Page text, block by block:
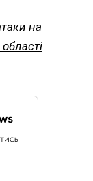
на